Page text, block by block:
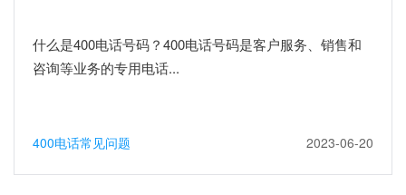
什么是400电话号码？400电话号码是客户服务、销售和
咨询等业务的专用电话...
400电话常见问题 2023-06-20